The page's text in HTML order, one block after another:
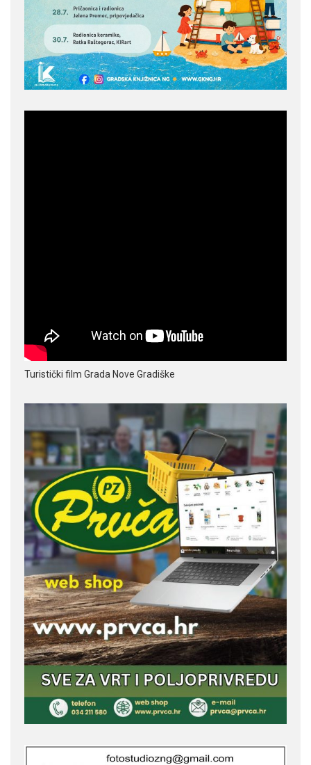
Turistički film Grada Nove Gradiške